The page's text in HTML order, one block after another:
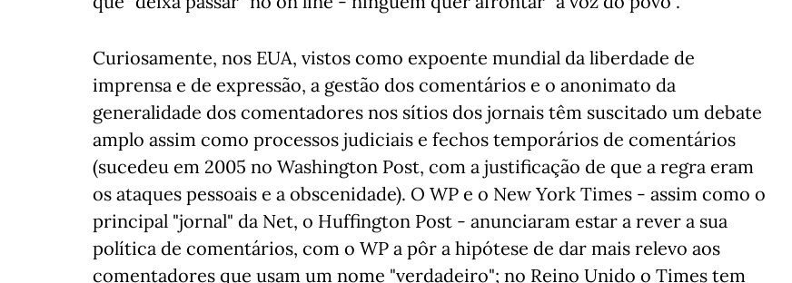
Curiosamente, nos EUA, vistos como expoente mundial da liberdade de
imprensa e de expressão, a gestão dos comentários e o anonimato da
generalidade dos comentadores nos sítios dos jornais têm suscitado um debate
amplo assim como processos judiciais e fechos temporários de comentários
(sucedeu em 2005 no Washington Post, com a justificação de que a regra eram
os ataques pessoais e a obscenidade). O WP e o New York Times - assim como o
principal "jornal" da Net, o Huffington Post - anunciaram estar a rever a sua
política de comentários, com o WP a pôr a hipótese de dar mais relevo aos
comentadores que usam um nome "verdadeiro"; no Reino Unido o Times tem